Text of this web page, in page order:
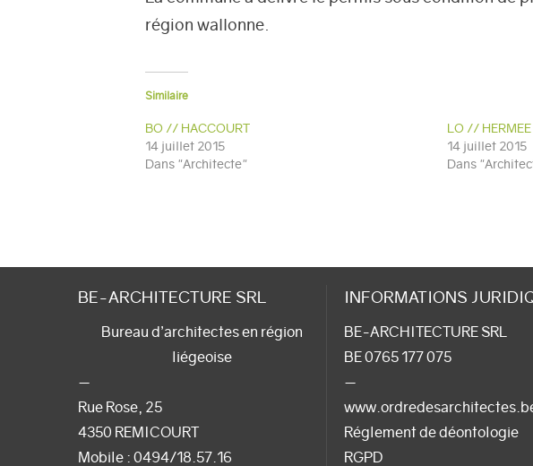
région wallonne.
Similaire
BO // HACCOURT
14 juillet 2015
Dans "Architecte"
LO // HERMEE
14 juillet 2015
Dans
BE-ARCHITECTURE SRL
Bureau d’architectes en région
liégeoise
—
Rue Rose, 25
4350 REMICOURT
Mobile : 0494/18.57.16
INFORMATIONS
BE-ARCHITECTURE SRL
BE 0765 177 075
—
Réglement de déontologie
RGPD